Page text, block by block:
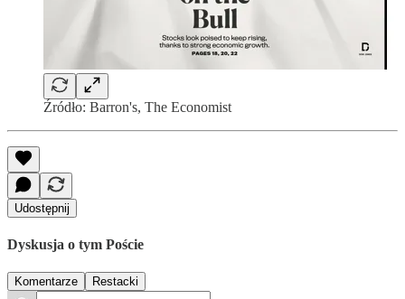
Źródło: Barron's, The Economist
Udostępnij
Dyskusja o tym Poście
Komentarze Restacki